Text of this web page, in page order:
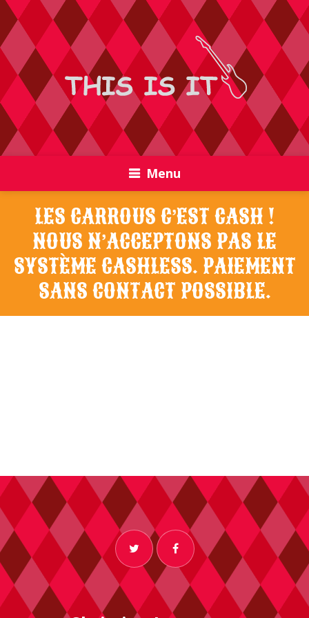
Menu
LES CARROUS C’EST CASH !
NOUS N’ACCEPTONS PAS LE
SYSTÈME CASHLESS. PAIEMENT
SANS CONTACT POSSIBLE.